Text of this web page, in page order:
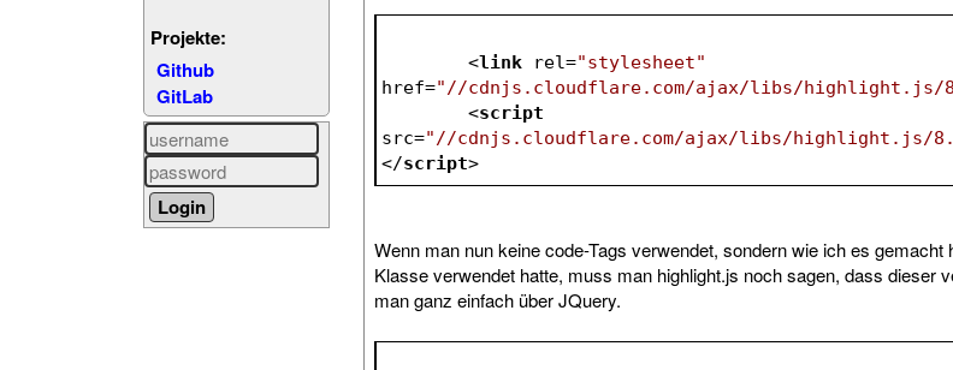
Projekte:
Github
GitLab
<link rel="stylesheet"
href="//cdnjs.cloudflare.com/ajax/libs/highlight.js/
<script
src="//cdnjs.cloudflare.com/ajax/libs/highlight.js/
</script>
Wenn man nun keine code-Tags verwendet, sondern wie ich es
Klasse verwendet hatte, muss man highlight.js noch sagen, dass dieser
man ganz einfach über JQuery.